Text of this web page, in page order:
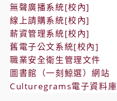
無聲廣播系統[校內]
線上請購系統[校內]
薪資管理系統[校內]
舊電子公文系統[校內]
職業安全衛生管理文件
圖書館（一刻鯨選）網站
Culturegrams電子資料庫